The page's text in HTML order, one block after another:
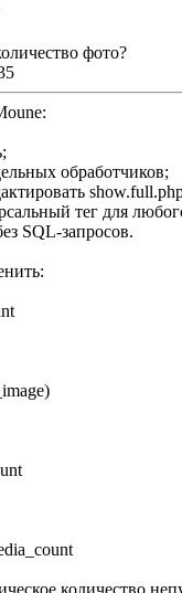
фото?
обработчиков;
тег для
SQL-запросов.
количество